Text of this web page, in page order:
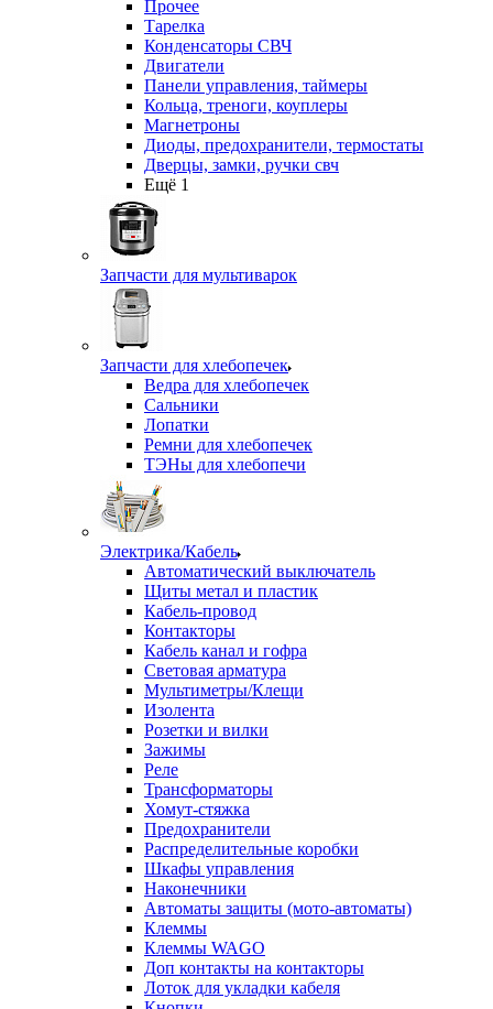
Прочее
Тарелка
Конденсаторы СВЧ
Двигатели
Панели управления, таймеры
Кольца, треноги, коуплеры
Магнетроны
Диоды, предохранители, термостаты
Дверцы, замки, ручки свч
Ещё 1
Запчасти для мультиварок
Запчасти для хлебопечек
Ведра для хлебопечек
Сальники
Лопатки
Ремни для хлебопечек
ТЭНы для хлебопечи
Электрика/Кабель
Автоматический выключатель
Щиты метал и пластик
Кабель-провод
Контакторы
Кабель канал и гофра
Световая арматура
Мультиметры/Клещи
Изолента
Розетки и вилки
Зажимы
Реле
Трансформаторы
Хомут-стяжка
Предохранители
Распределительные коробки
Шкафы управления
Наконечники
Автоматы защиты (мото-автоматы)
Клеммы
Клеммы WAGO
Доп контакты на контакторы
Лоток для укладки кабеля